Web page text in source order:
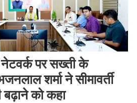
पर सख्ती के
शर्मा ने सीमावर्ती
बढ़ाने को कहा